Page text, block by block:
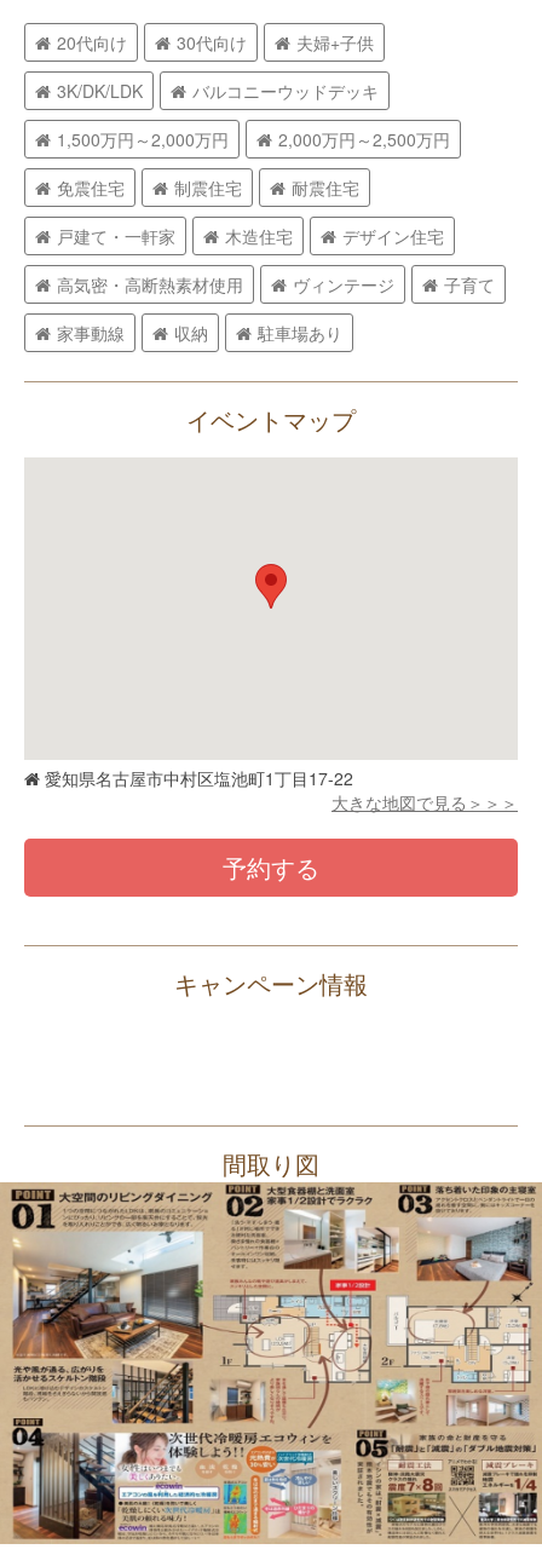
20代向け 30代向け
夫婦+子供
3K/DK/LDK
バルコニーウッドデッキ
1,500万円～2,000万円
2,000万円～2,500万円
免震住宅
制震住宅
耐震住宅
戸建て・一軒家
木造住宅
デザイン住宅
高気密・高断熱素材使用
ヴィンテージ
子育て
家事動線
収納 駐車場あり
イベントマップ
愛知県名古屋市中村区塩池町1丁目17-22
大きな地図で見る＞＞＞
予約する
キャンペーン情報
間取り図